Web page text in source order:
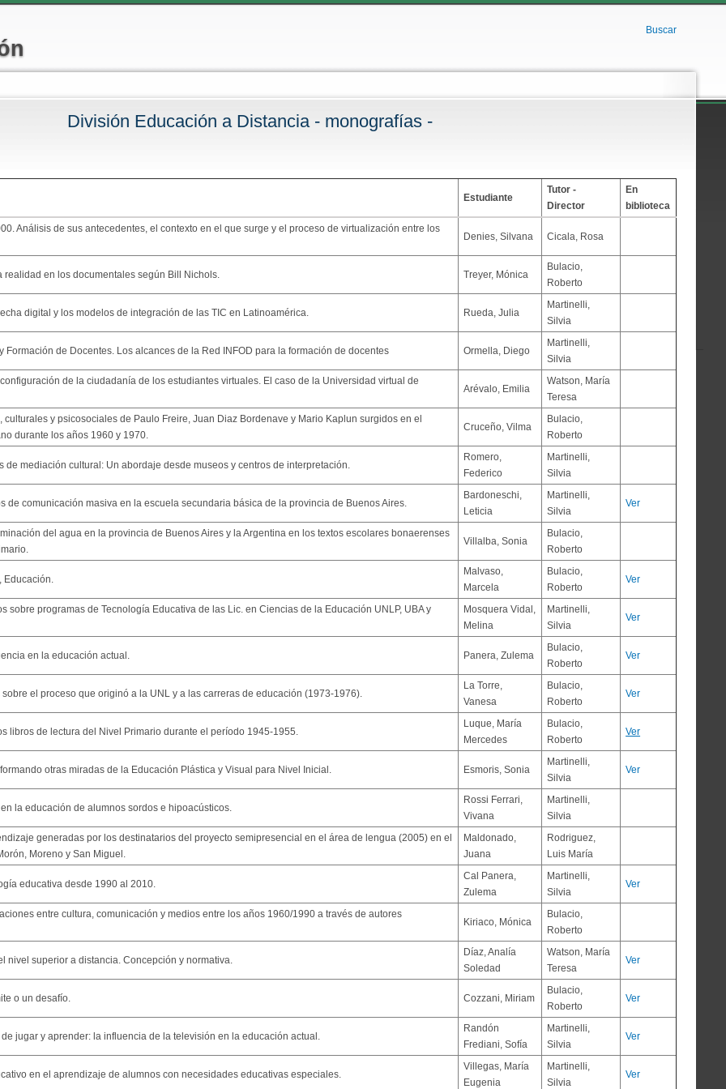
Buscar
División Educación a Distancia - monografías -
Estudiante
Tutor -
Director
En
biblioteca
Análisis de sus antecedentes, el contexto en el que surge y el proceso de virtualización entre los
Denies, Silvana Cicala, Rosa
realidad en los documentales según Bill Nichols. Treyer, Mónica
Bulacio,
Roberto
digital y los modelos de integración de las TIC en Latinoamérica. Rueda, Julia
Martinelli,
Silvia
Formación de Docentes. Los alcances de la Red INFOD para la formación de docentes Ormella, Diego
Martinelli,
Silvia
de la ciudadanía de los estudiantes virtuales. El caso de la Universidad virtual de
Arévalo, Emilia
Watson, María
Teresa
culturales y psicosociales de Paulo Freire, Juan Diaz Bordenave y Mario Kaplun surgidos en el
durante los años 1960 y 1970.
Cruceño, Vilma
Bulacio,
Roberto
de mediación cultural: Un abordaje desde museos y centros de interpretación.
Romero,
Federico
Martinelli,
Silvia
de comunicación masiva en la escuela secundaria básica de la provincia de Buenos Aires.
Bardoneschi,
Leticia
Martinelli,
Silvia
Ver
del agua en la provincia de Buenos Aires y la Argentina en los textos escolares bonaerenses
Villalba, Sonia
Bulacio,
Roberto
Educación.
Malvaso,
Marcela
Bulacio,
Roberto
Ver
sobre programas de Tecnología Educativa de las Lic. en Ciencias de la Educación UNLP, UBA y
Mosquera Vidal,
Melina
Martinelli,
Silvia
Ver
en la educación actual. Panera, Zulema
Bulacio,
Roberto
Ver
sobre el proceso que originó a la UNL y a las carreras de educación (1973-1976).
La Torre,
Vanesa
Bulacio,
Roberto
Ver
libros de lectura del Nivel Primario durante el período 1945-1955.
Luque, María
Mercedes
Bulacio,
Roberto
Ver
otras miradas de la Educación Plástica y Visual para Nivel Inicial. Esmoris, Sonia
Martinelli,
Silvia
Ver
la educación de alumnos sordos e hipoacústicos.
Rossi Ferrari,
Vivana
Martinelli,
Silvia
generadas por los destinatarios del proyecto semipresencial en el área de lengua (2005) en el
Moreno y San Miguel.
Maldonado,
Juana
Rodriguez,
Luis María
educativa desde 1990 al 2010.
Cal Panera,
Zulema
Martinelli,
Silvia
Ver
entre cultura, comunicación y medios entre los años 1960/1990 a través de autores
Kiriaco, Mónica
Bulacio,
Roberto
nivel superior a distancia. Concepción y normativa.
Díaz, Analía
Soledad
Watson, María
Teresa
Ver
o un desafío. Cozzani, Miriam
Bulacio,
Roberto
Ver
jugar y aprender: la influencia de la televisión en la educación actual.
Randón
Frediani, Sofía
Martinelli,
Silvia
Ver
en el aprendizaje de alumnos con necesidades educativas especiales.
Villegas, María
Eugenia
Martinelli,
Silvia
Ver